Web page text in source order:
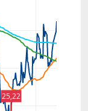
25,22